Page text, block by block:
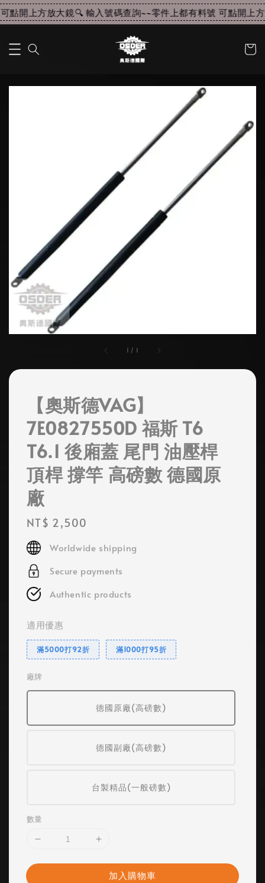
點開上方放大鏡🔍 輸入號碼查詢~~零件上都有料號 可點開上
1 / 1
【奧斯德VAG】
7E0827550D 福斯 T6
T6.1 後廂蓋 尾門 油壓桿
頂桿 撐竿 高磅數 德國原
廠
Regular
price
NT$ 2,500
Worldwide shipping
Secure payments
Authentic products
適用優惠
滿5000打92折 滿1000打95折
廠牌
德國原廠(高磅數)
德國副廠(高磅數)
台製精品(一般磅數)
數量
加入購物車